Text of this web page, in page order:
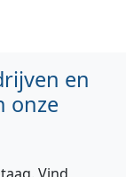
en
onze